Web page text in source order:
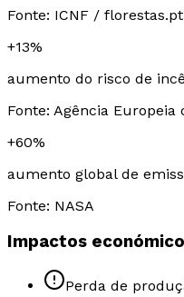
Fonte: ICNF / florestas.pt
+13%
aumento do risco de
Fonte: Agência Europeia
+60%
aumento global de
Fonte: NASA
Impactos
Perda de